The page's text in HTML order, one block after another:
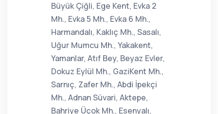
Büyük Çiğli, Ege Kent, Evka 2
Mh., Evka 5 Mh., Evka 6 Mh.,
Harmandalı, Kaklıç Mh., Sasalı,
Uğur Mumcu Mh., Yakakent,
Yamanlar, Atıf Bey, Beyaz Evler,
Dokuz Eylül Mh., GaziKent Mh.,
Sarnıç, Zafer Mh., Abdi İpekçi
Mh., Adnan Süvari, Aktepe,
Bahriye Üçok Mh., Esenyalı,